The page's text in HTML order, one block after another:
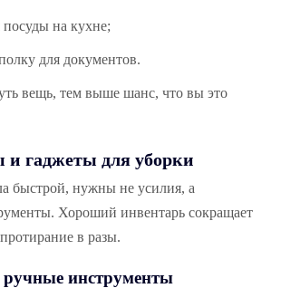
посуды на кухне;
для документов.
вещь, тем выше шанс, что вы это
гаджеты для уборки
быстрой, нужны не усилия, а
Хороший инвентарь сокращает
в разы.
инструменты